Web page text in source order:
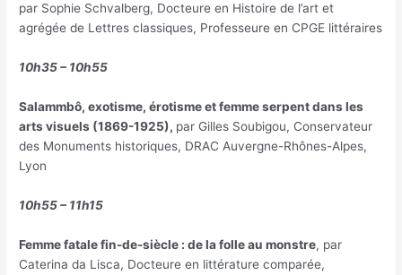
par Sophie Schvalberg, Docteure en Histoire de l’art et
agrégée de Lettres classiques, Professeure en CPGE littéraires
10h35 – 10h55
Salammbô, exotisme, érotisme et femme serpent dans les
arts visuels (1869-1925), par Gilles Soubigou, Conservateur
des Monuments historiques, DRAC Auvergne-Rhônes-Alpes,
Lyon
10h55 – 11h15
Femme fatale fin-de-siècle : de la folle au monstre, par
Caterina da Lisca, Docteure en littérature comparée,